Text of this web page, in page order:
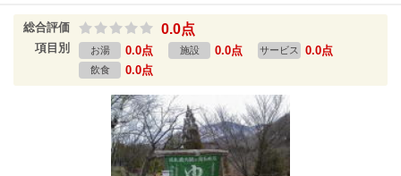
総合評価 0.0点
項目別 お湯 0.0点 施設 0.0点 サービス 0.0点
飲食 0.0点